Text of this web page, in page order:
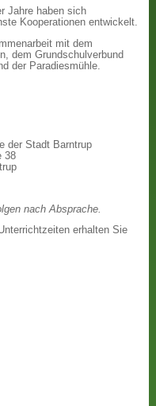
Jahre haben sich
Kooperationen entwickelt.
mit dem
dem Grundschulverbund
der Paradiesmühle.
der Stadt Barntrup
38
nach Absprache.
erhalten Sie